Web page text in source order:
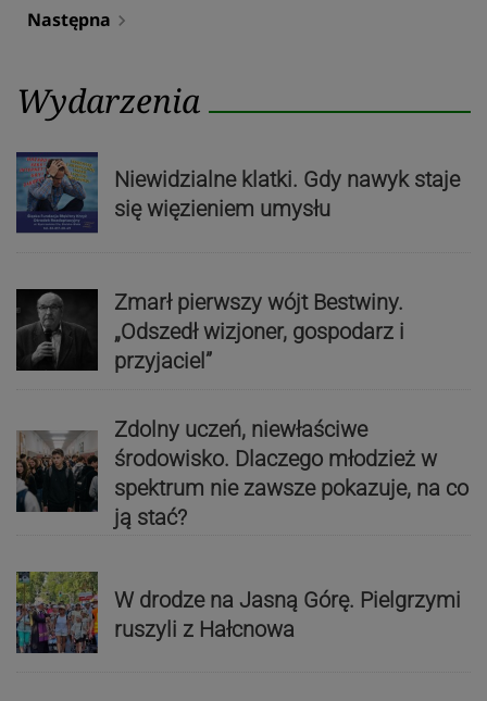
Następna navigate_next
Wydarzenia
Niewidzialne klatki. Gdy nawyk staje
się więzieniem umysłu
Zmarł pierwszy wójt Bestwiny.
„Odszedł wizjoner, gospodarz i
przyjaciel”
Zdolny uczeń, niewłaściwe
środowisko. Dlaczego młodzież w
spektrum nie zawsze pokazuje, na co
ją stać?
W drodze na Jasną Górę. Pielgrzymi
ruszyli z Hałcnowa